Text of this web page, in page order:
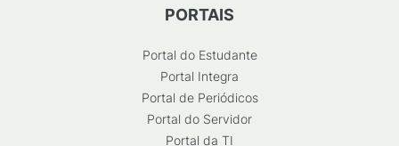
PORTAIS
Portal do Estudante
Portal Integra
Portal de Periódicos
Portal do Servidor
Portal da TI